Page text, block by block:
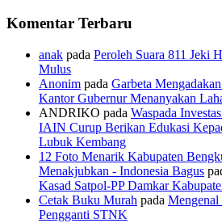
Komentar Terbaru
anak pada Peroleh Suara 811 Jeki
Mulus
Anonim pada Garbeta
Kantor Gubernur Menanyakan
ANDRIKO pada Waspada
IAIN Curup Berikan Edukasi
Lubuk Kembang
12 Foto Menarik Kabupaten
Menakjubkan - Indonesia Bagus
Kasad Satpol-PP Damkar
Cetak Buku Murah pada Mengenal
Pengganti STNK